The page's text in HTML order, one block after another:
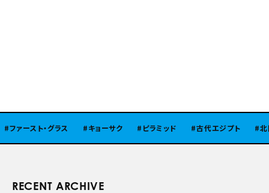
ファースト・グラス キョーサク ピラミッド 古代エジプト 北陸
RECENT ARCHIVE